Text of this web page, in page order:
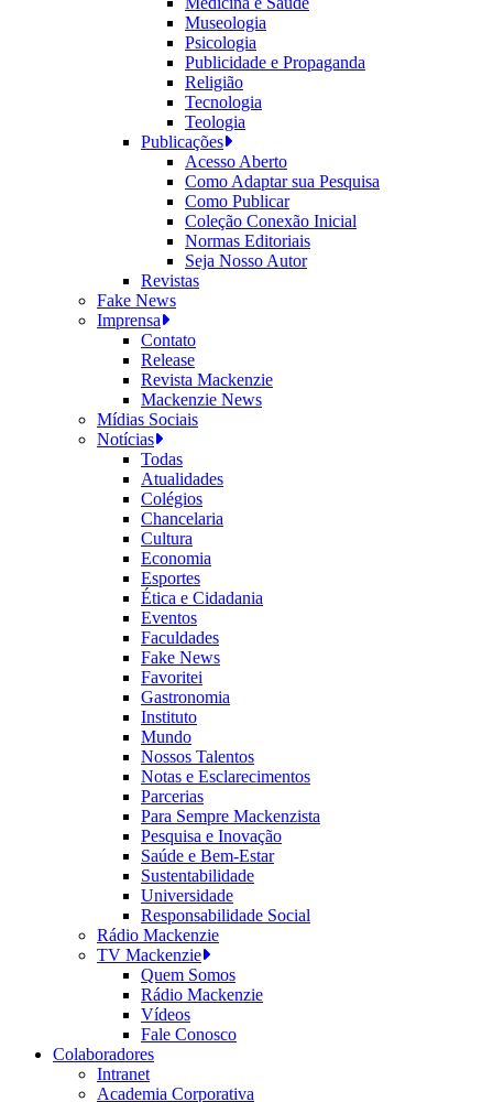
Museologia
Psicologia
Publicidade e Propaganda
Religião
Tecnologia
Teologia
Publicações
Acesso Aberto
Como Adaptar sua Pesquisa
Como Publicar
Coleção Conexão Inicial
Normas Editoriais
Seja Nosso Autor
Revistas
Fake News
Imprensa
Contato
Release
Revista Mackenzie
Mackenzie News
Mídias Sociais
Notícias
Todas
Atualidades
Colégios
Chancelaria
Cultura
Economia
Esportes
Ética e Cidadania
Eventos
Faculdades
Fake News
Favoritei
Gastronomia
Instituto
Mundo
Nossos Talentos
Notas e Esclarecimentos
Parcerias
Para Sempre Mackenzista
Pesquisa e Inovação
Saúde e Bem-Estar
Sustentabilidade
Universidade
Responsabilidade Social
Rádio Mackenzie
TV Mackenzie
Quem Somos
Rádio Mackenzie
Vídeos
Fale Conosco
Colaboradores
Intranet
Academia Corporativa